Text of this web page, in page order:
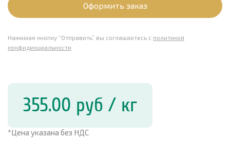
Оформить заказ
Нажимая кнопку “Отправить” вы соглашаетесь с политикой
конфиденциальности
355.00 руб / кг
*Цена указана без НДС